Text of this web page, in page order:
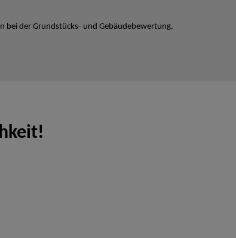
bei der Grundstücks- und Gebäudebewertung.